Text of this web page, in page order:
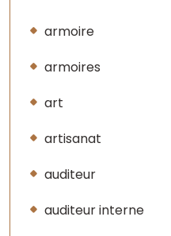
armoire
armoires
art
artisanat
auditeur
auditeur interne